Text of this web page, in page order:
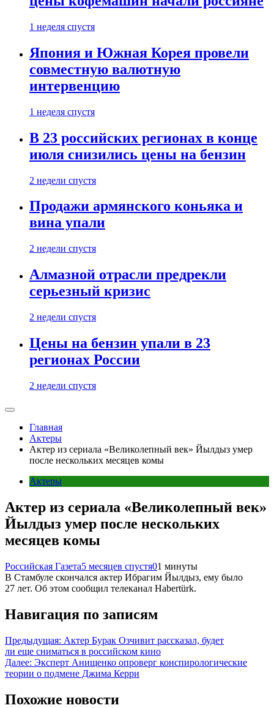
1 неделя спустя
Япония и Южная Корея провели
совместную валютную
интервенцию
1 неделя спустя
В 23 российских регионах в конце
июля снизились цены на бензин
2 недели спустя
Продажи армянского коньяка и
вина упали
2 недели спустя
Алмазной отрасли предрекли
серьезный кризис
2 недели спустя
Цены на бензин упали в 23
регионах России
2 недели спустя
Главная
Актеры
Актер из сериала «Великолепный век» Йылдыз умер
после нескольких месяцев комы
Актеры
Актер из сериала «Великолепный век»
Йылдыз умер после нескольких
месяцев комы
Российская Газета5 месяцев спустя01 минуты
В Стамбуле скончался актер Ибрагим Йылдыз, ему было
27 лет. Об этом сообщил телеканал Habertürk.
Навигация по записям
Предыдущая: Актер Бурак Озчивит рассказал, будет
ли еще сниматься в российском кино
Далее: Эксперт Анищенко опроверг конспирологические
теории о подмене Джима Керри
Похожие новости